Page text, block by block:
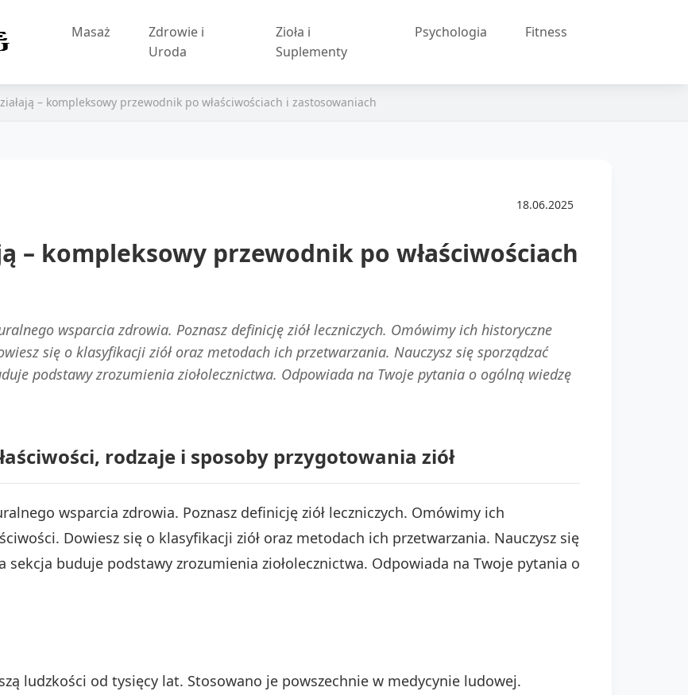
Masaż
Zdrowie i
Uroda
Zioła i
Suplementy
Psychologia Fitness
– kompleksowy przewodnik po właściwościach i zastosowaniach
18.06.2025
– kompleksowy przewodnik po właściwościach
wsparcia zdrowia. Poznasz definicję ziół leczniczych. Omówimy ich historyczne
się o klasyfikacji ziół oraz metodach ich przetwarzania. Nauczysz się sporządzać
podstawy zrozumienia ziołolecznictwa. Odpowiada na Twoje pytania o ogólną wiedzę
rodzaje i sposoby przygotowania ziół
wsparcia zdrowia. Poznasz definicję ziół leczniczych. Omówimy ich
Dowiesz się o klasyfikacji ziół oraz metodach ich przetwarzania. Nauczysz się
sekcja buduje podstawy zrozumienia ziołolecznictwa. Odpowiada na Twoje pytania o
ludzkości od tysięcy lat. Stosowano je powszechnie w medycynie ludowej.